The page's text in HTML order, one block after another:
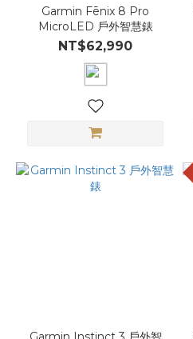
Garmin Fēnix 8 Pro
MicroLED 戶外智慧錶
NT$62,990